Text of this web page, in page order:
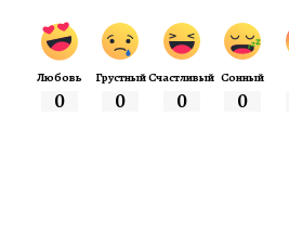
Любовь
0
Грустный
0
Счастливый
0
Сонный
0